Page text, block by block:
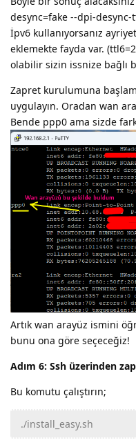
desync=fake --dpi-desync-
İpv6 kullanıyorsanız
eklemekte fayda var.
olabilir sizin issnize bağlı
Zapret kurulumuna
uygulayın. Oradan wan
Bende ppp0 ama sizde
Artık wan arayüz ismini
bunu ona göre seçeceğiz!
Adım 6: Ssh üzerinden
Bu komutu çalıştırın;
./install_easy.sh